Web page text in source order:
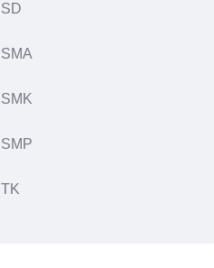
SD
SMA
SMK
SMP
TK